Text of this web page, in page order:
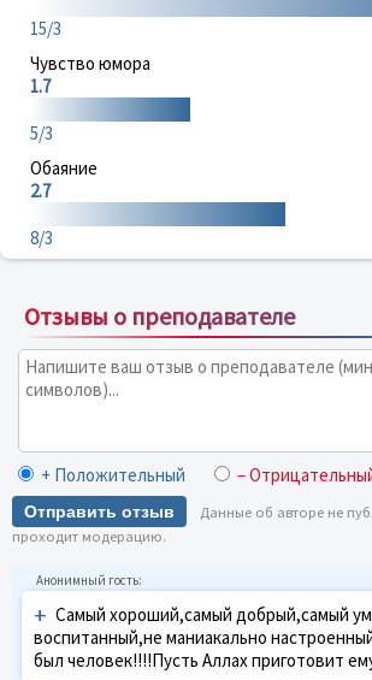
15/3
Чувство юмора
1.7
5/3
Обаяние
2.7
8/3
Отзывы о преподавателе
+ Положительный –
Отправить отзыв
Данные об авторе не
проходит модерацию.
+ Самый хороший,самый добрый,самый
воспитанный,не маниакально
был человек!!!!Пусть Аллах приготовит